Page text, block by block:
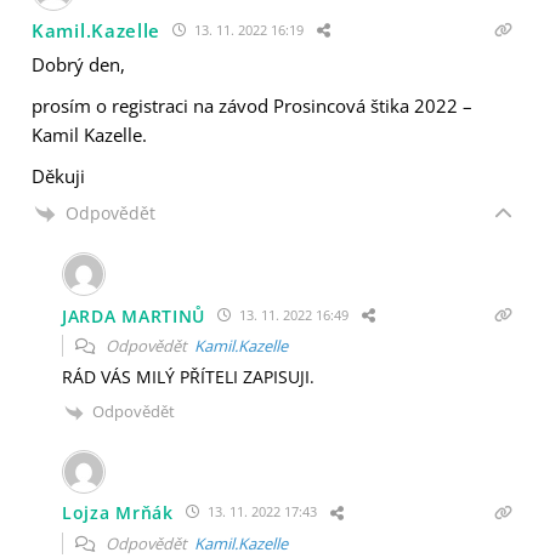
Kamil.Kazelle 13. 11. 2022 16:19
Dobrý den,
prosím o registraci na závod Prosincová štika 2022 –
Kamil Kazelle.
Děkuji
Odpovědět
JARDA MARTINŮ 13. 11. 2022 16:49
Odpovědět Kamil.Kazelle
RÁD VÁS MILÝ PŘÍTELI ZAPISUJI.
Odpovědět
Lojza Mrňák 13. 11. 2022 17:43
Odpovědět Kamil.Kazelle